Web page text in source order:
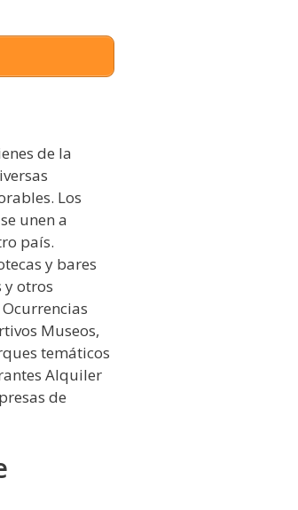
de la
Los
unen a
país.
y bares
y otros
Museos,
temáticos
Alquiler
de